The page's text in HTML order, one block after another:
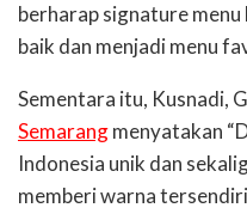
berharap signature
baik dan menjadi menu
Sementara itu, Kusnadi,
Semarangmenyatakan
Indonesia unik dan
memberi warna